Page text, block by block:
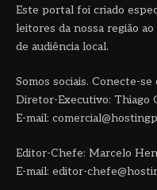
Este portal foi criado
leitores da nossa região
de audiência local.
Somos sociais. Conecte-se
Diretor-Executivo: Thiago
E-mail:
Editor-Chefe: Marcelo
E-mail: editor-